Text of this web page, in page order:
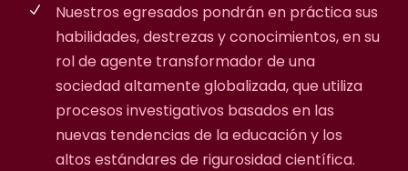
Nuestros egresados pondrán en práctica sus
habilidades, destrezas y conocimientos, en su
rol de agente transformador de una
sociedad altamente globalizada, que utiliza
procesos investigativos basados en las
nuevas tendencias de la educación y los
altos estándares de rigurosidad científica.